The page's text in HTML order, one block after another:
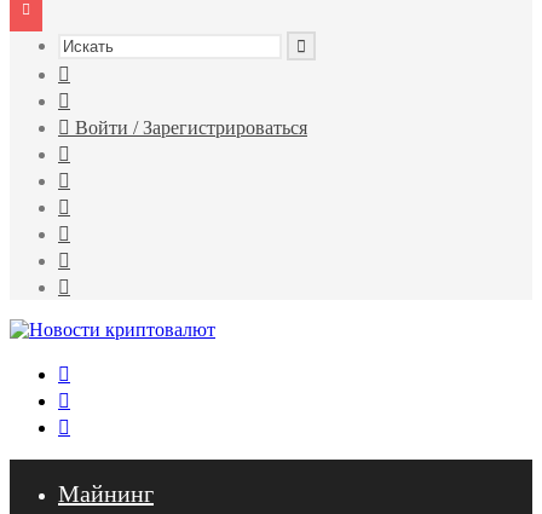
Искать
статья
Войти / Зарегистрироваться
Майнинг